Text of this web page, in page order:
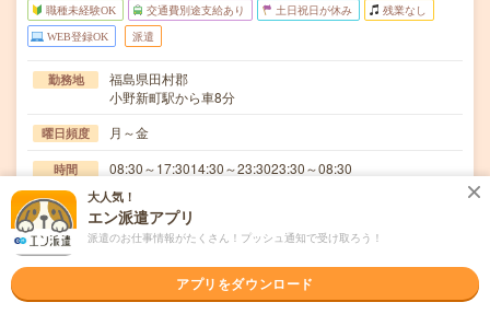
職種未経験OK 交通費別途支給あり 土日祝日が休み 残業なし
WEB登録OK 派遣
勤務地
福島県田村郡
小野新町駅から車8分
曜日頻度 月～金
時間 08:30～17:3014:30～23:3023:30～08:30
期間 長期でお仕事できる方、大歓迎！
時給 時給1200円
交通費
交通費規定内支給
大人気！
エン派遣アプリ
派遣のお仕事情報がたくさん！プッシュ通知で受け取ろう！
アプリをダウンロード